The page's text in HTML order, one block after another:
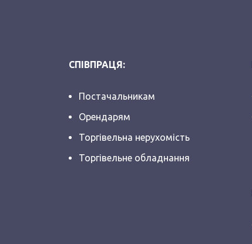
СПІВПРАЦЯ:
Постачальникам
Орендарям
Торгівельна нерухомість
Торгівельне обладнання